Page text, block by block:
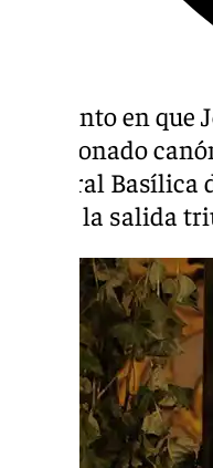
Momento en
ha coronado
Catedral
seguir la salida